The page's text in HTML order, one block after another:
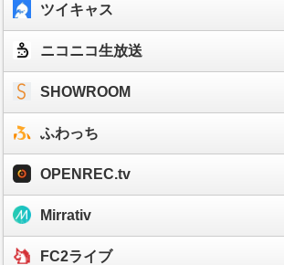
ツイキャス
ニコニコ生放送
SHOWROOM
ふわっち
OPENREC.tv
Mirrativ
FC2ライブ